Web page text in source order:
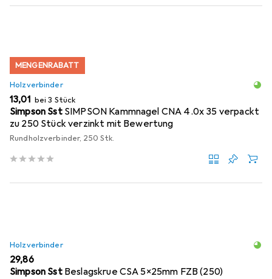
MENGENRABATT
Holzverbinder
EUR
13,01 bei 3 Stück
Simpson Sst SIMPSON Kammnagel CNA 4.0x 35 verpackt
zu 250 Stück verzinkt mit Bewertung
Rundholzverbinder, 250 Stk.
Holzverbinder
EUR
29,86
Simpson Sst Beslagskrue CSA 5x25mm FZB (250)